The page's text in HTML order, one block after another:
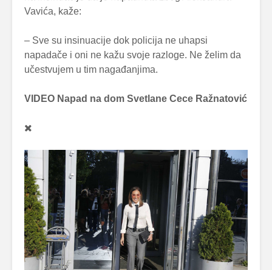
Vavića, kaže:
– Sve su insinuacije dok policija ne uhapsi
napadače i oni ne kažu svoje razloge. Ne želim da
učestvujem u tim nagađanjima.
VIDEO Napad na dom Svetlane Cece Ražnatović